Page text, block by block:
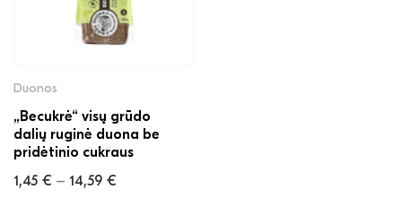
Duonos
„Becukrė“ visų grūdo
dalių ruginė duona be
pridėtinio cukraus
1,45 € – 14,59 €